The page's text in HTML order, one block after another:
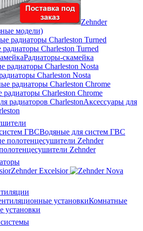
Zehnder
модели)
Charleston Turned
Радиаторы-скамейка
Charleston Nosta
Charleston Chrome
Аксессуары для
Водяные для систем ГВС
Zehnder
Zehnder Excelsior
Комнатные
установки